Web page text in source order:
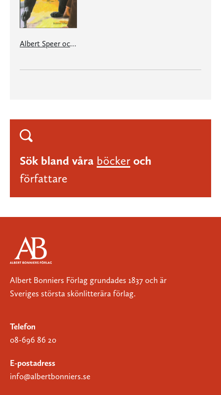
Albert Speer och sanningen
Sök bland våra böcker och
författare
Albert Bonniers Förlag grundades 1837 och är
Sveriges största skönlitterära förlag.
Telefon
08-696 86 20
E-postadress
info@albertbonniers.se